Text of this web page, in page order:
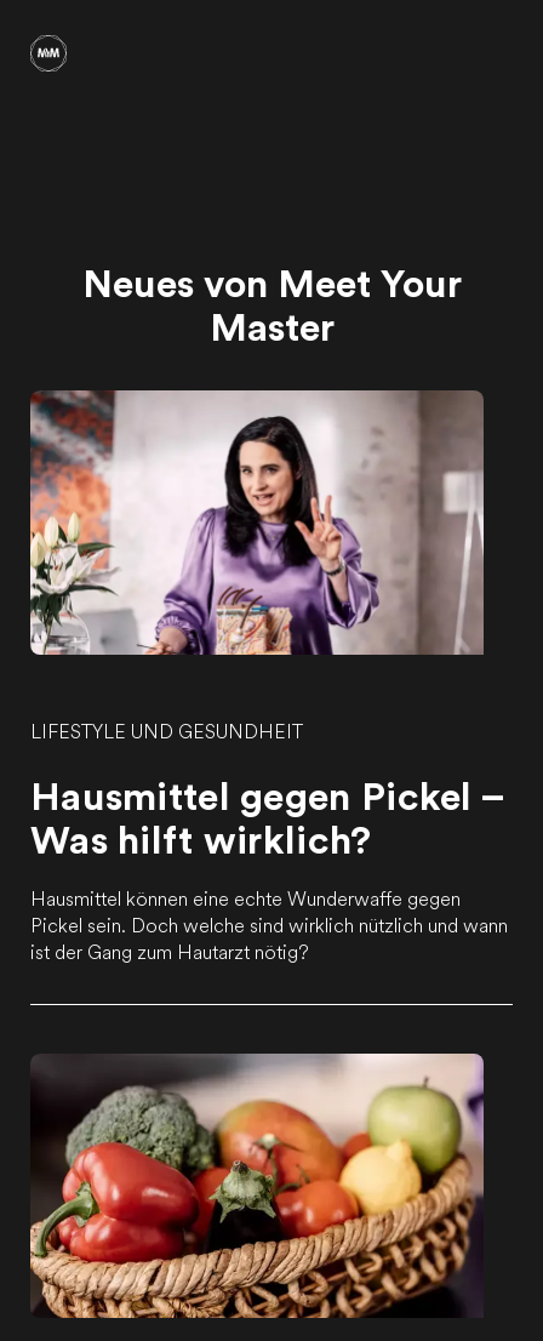
Neues von Meet Your
Master
LIFESTYLE UND GESUNDHEIT
Hausmittel gegen Pickel –
Was hilft wirklich?
Hausmittel können eine echte Wunderwaffe gegen
Pickel sein. Doch welche sind wirklich nützlich und wann
ist der Gang zum Hautarzt nötig?